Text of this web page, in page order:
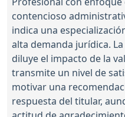
contencioso
indica una
alta demanda jurídica.
diluye el impacto de la
transmite un nivel de
motivar una
respuesta del titular,